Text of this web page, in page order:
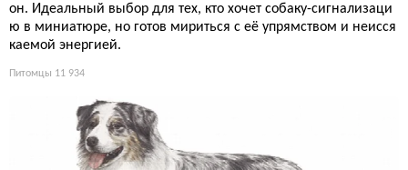
он. Идеальный выбор для тех, кто хочет собаку-сигнализаци
ю в миниатюре, но готов мириться с её упрямством и неисся
каемой энергией.
Питомцы 11 934